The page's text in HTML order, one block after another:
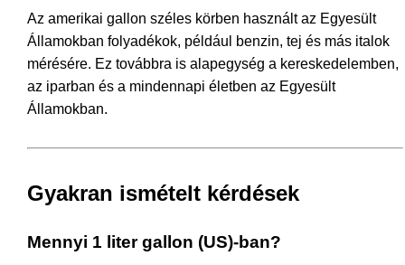
Az amerikai gallon széles körben használt az Egyesült
Államokban folyadékok, például benzin, tej és más italok
mérésére. Ez továbbra is alapegység a kereskedelemben,
az iparban és a mindennapi életben az Egyesült
Államokban.
Gyakran ismételt kérdések
Mennyi 1 liter gallon (US)-ban?